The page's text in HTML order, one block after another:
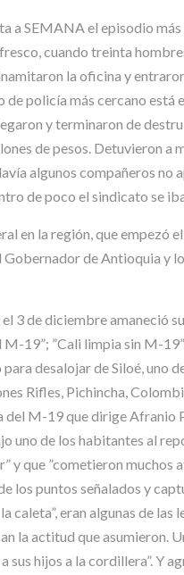
a SEMANA el episodio
cuando treinta
la oficina y
policía más cercano
y terminaron de
de pesos. Detuvieron
algunos compañeros no
de poco el sindicato se
en la región, que
Gobernador de Antioquia
3 de diciembre amaneció
19”; ”Cali limpia sin M-
desalojar de Siloé,
Rifles, Pichincha,
M-19 que dirige Afranio
uno de los habitantes al
y que ”cometieron
los puntos señalados y
caleta”, eran algunas de
la actitud que asumieron.
hijos a la cordillera”. Y